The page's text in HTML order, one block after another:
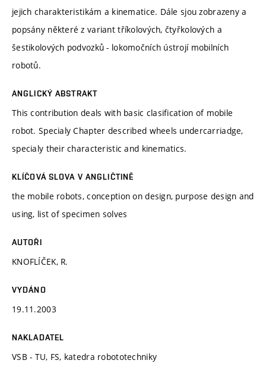
jejich charakteristikám a kinematice. Dále sjou zobrazeny a
popsány některé z variant tříkolových, čtyřkolových a
šestikolových podvozků - lokomočních ústrojí mobilních
robotů.
ANGLICKÝ ABSTRAKT
This contribution deals with basic clasification of mobile
robot. Specialy Chapter described wheels undercarriadge,
specialy their characteristic and kinematics.
KLÍČOVÁ SLOVA V ANGLIČTINĚ
the mobile robots, conception on design, purpose design and
using, list of specimen solves
AUTOŘI
KNOFLÍČEK, R.
VYDÁNO
19.11.2003
NAKLADATEL
VSB - TU, FS, katedra robototechniky